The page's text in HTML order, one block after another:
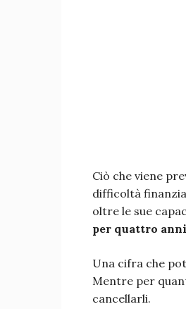
Ciò che viene
difficoltà
oltre le sue
per quattro anni
Una cifra che
Mentre per
cancellarli.